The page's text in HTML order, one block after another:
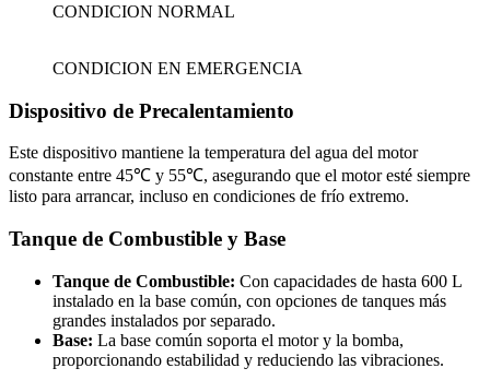
CONDICION NORMAL
CONDICION EN EMERGENCIA
Dispositivo de Precalentamiento
Este dispositivo mantiene la temperatura del agua del motor
constante entre 45℃ y 55℃, asegurando que el motor esté siempre
listo para arrancar, incluso en condiciones de frío extremo.
Tanque de Combustible y Base
Tanque de Combustible: Con capacidades de hasta 600 L
instalado en la base común, con opciones de tanques más
grandes instalados por separado.
Base: La base común soporta el motor y la bomba,
proporcionando estabilidad y reduciendo las vibraciones.